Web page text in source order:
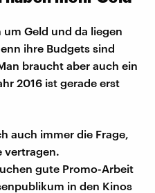
Geld und da liegen
ihre Budgets sind
braucht aber auch ein
2016 ist gerade erst
auch immer die Frage,
vertragen.
gute Promo-Arbeit
in den Kinos